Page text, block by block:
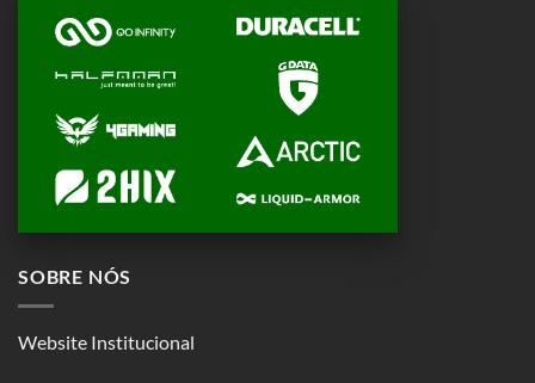
SOBRE NÓS
Website Institucional